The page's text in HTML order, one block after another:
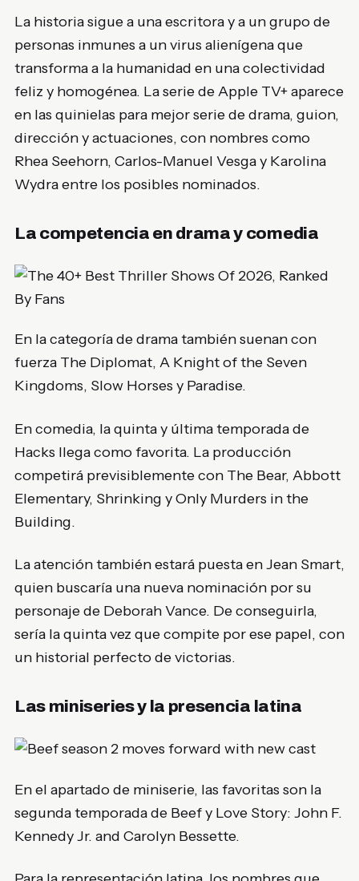
La historia sigue a una escritora y a un grupo de
personas inmunes a un virus alienígena que
transforma a la humanidad en una colectividad
feliz y homogénea. La serie de Apple TV+ aparece
en las quinielas para mejor serie de drama, guion,
dirección y actuaciones, con nombres como
Rhea Seehorn, Carlos-Manuel Vesgay Karolina
Wydraentre los posibles nominados.
La competencia en drama y comedia
En la categoría de drama también suenan con
fuerza The Diplomat, A Knight of the Seven
Kingdoms, Slow Horses y Paradise.
En comedia, la quinta y última temporada de
Hacks llega como favorita. La producción
competirá previsiblemente con The Bear, Abbott
Elementary, Shrinking yOnly Murders in the
Building.
La atención también estará puesta enJean Smart,
quien buscaría una nueva nominación por su
personaje de Deborah Vance. De conseguirla,
sería la quinta vez que compite por ese papel, con
un historial perfecto de victorias.
Las miniseries y la presencia latina
En el apartado de miniserie, las favoritas son la
segunda temporada de Beefy Love Story: John F.
Kennedy Jr. and Carolyn Bessette.